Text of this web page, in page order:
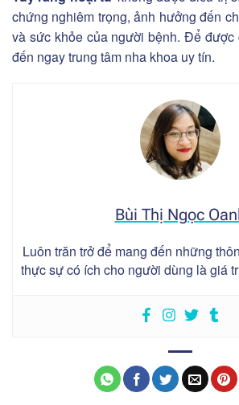
chứng nghiêm trọng, ảnh hưởng đến
và sức khỏe của người bệnh. Để được
đến ngay trung tâm nha khoa uy tín.
Bùi Thị Ngọc
Luôn trăn trở để mang đến những
thực sự có ích cho người dùng là giá